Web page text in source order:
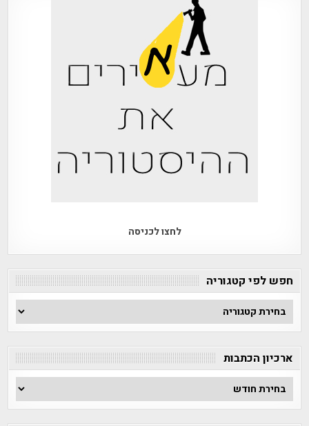
לחצו לכניסה
חפש לפי קטגוריה
חפש
לפי
קטגוריה
ארכיון הכתבות
ארכיון
הכתבות